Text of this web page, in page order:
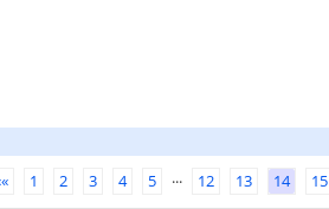
1 2 3 4 5 ... 12 13 14 15